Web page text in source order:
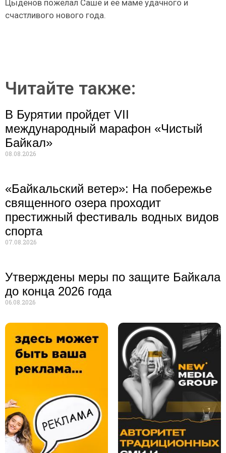
Цыденов пожелал Саше и ее маме удачного и
счастливого нового года.
Читайте также:
В Бурятии пройдет VII
международный марафон «Чистый
Байкал»
08.08.2026
«Байкальский ветер»: На побережье
священного озера проходит
престижный фестиваль водных видов
спорта
07.08.2026
Утверждены меры по защите Байкала
до конца 2026 года
06.08.2026